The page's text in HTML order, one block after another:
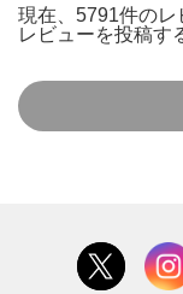
現在、5791件のレ
レビューを投稿す